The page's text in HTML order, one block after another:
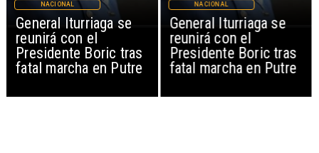
General Iturriaga se
reunirá con el
Presidente Boric tras
fatal marcha en Putre
NACIONAL
General Iturriaga se
reunirá con el
Presidente Boric tras
fatal marcha en Putre
NACIONAL